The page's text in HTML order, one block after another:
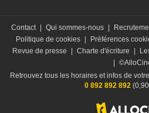
Contact Qui sommes-nous
Politique de cookies
Préférences
Revue de presse
Charte d'écriture
Retrouvez tous les horaires et infos de
0 892 892 892